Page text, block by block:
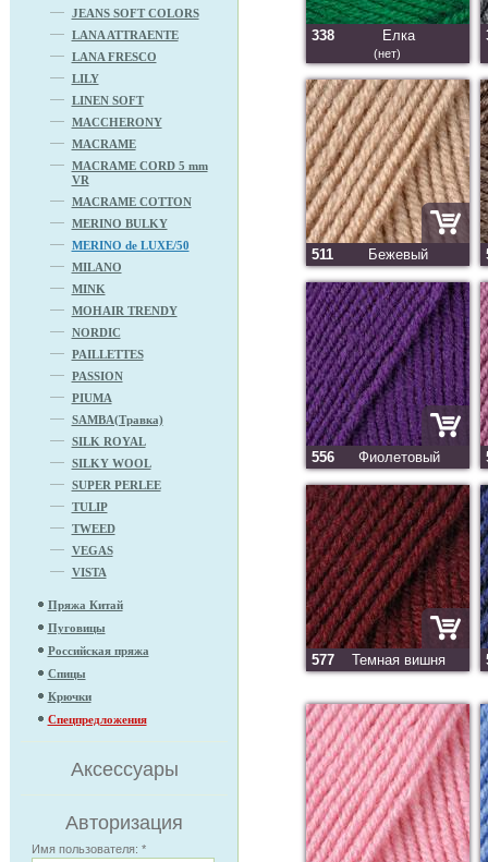
JEANS SOFT COLORS
LANA ATTRAENTE
LANA FRESCO
LILY
LINEN SOFT
MACCHERONY
MACRAME
MACRAME CORD 5 mm
VR
MACRAME COTTON
MERINO BULKY
MERINO de LUXE/50
MILANO
MINK
MOHAIR TRENDY
NORDIC
PAILLETTES
PASSION
PIUMA
SAMBA(Травка)
SILK ROYAL
SILKY WOOL
SUPER PERLEE
TULIP
TWEED
VEGAS
VISTA
Пряжа Китай
Пуговицы
Российская пряжа
Спицы
Крючки
Спецпредложения
Аксессуары
Авторизация
Имя пользователя: *
338 Елка
(нет)
511 Бежевый
556 Фиолетовый
577 Темная вишня